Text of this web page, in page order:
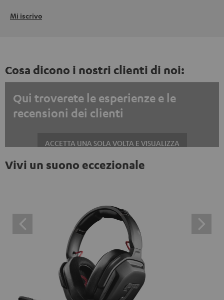
Mi iscrivo
Cosa dicono i nostri clienti di noi:
Qui troverete le esperienze e le
recensioni dei clienti
ACCETTA UNA SOLA VOLTA E VISUALIZZA
Mostrare sempre i contenuti esterni? Attivalo nelle impostazioni privacy
semplice clic. Facendo clic sul contenuto, l'utente
acconsente alla visualizzazione del contenuto esterno.
Ciò significa che i dati personali possono essere
trasmessi a piattaforme di terzi. Per maggiori
informazioni al riguardo, consultare la nostra informativa
Vivi un suono eccezionale